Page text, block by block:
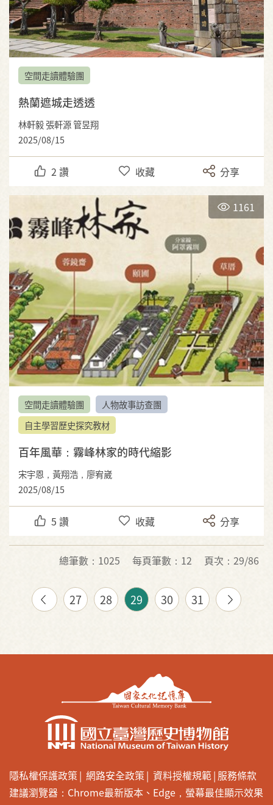
空間走讀體驗團
熱蘭遮城走透透
林軒毅 張軒源 管昱翔
2025/08/15
2 讚 收藏 分享
1161
空間走讀體驗團
人物故事訪查團
自主學習歷史探究教材
百年風華：霧峰林家的時代縮影
宋宇恩，黃翔浩，廖宥崴
2025/08/15
5 讚 收藏 分享
總筆數：1025 每頁筆數：12 頁次：29/86
27 28 29 30 31
隱私權保護政策 網路安全政策 資料授權規範 服務條款
建議瀏覽器：Chrome最新版本、Edge，螢幕最佳顯示效果